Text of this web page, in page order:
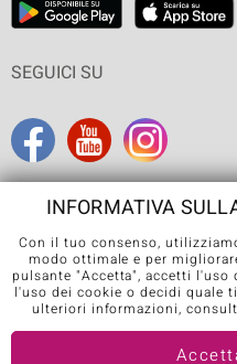
SEGUICI SU
Condizioni generali di
Note legali
Further
INFORMATIVA
Con il tuo consenso,
modo ottimale e per
pulsante "Accetta", accetti l'uso
l'uso dei cookie o decidi quale
ulteriori informazioni,